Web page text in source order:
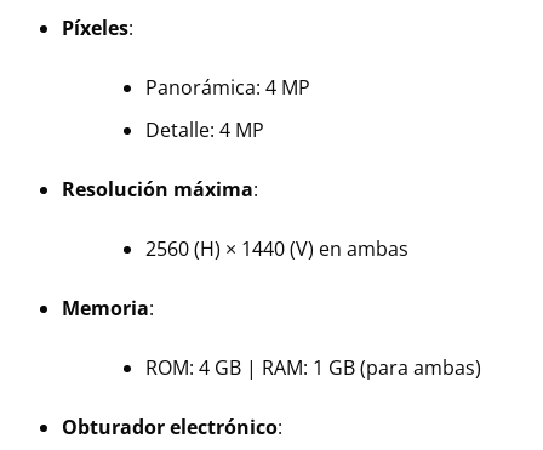
Píxeles:
Panorámica: 4 MP
Detalle: 4 MP
Resolución máxima:
2560 (H) × 1440 (V) en ambas
Memoria:
ROM: 4 GB | RAM: 1 GB (para ambas)
Obturador electrónico: